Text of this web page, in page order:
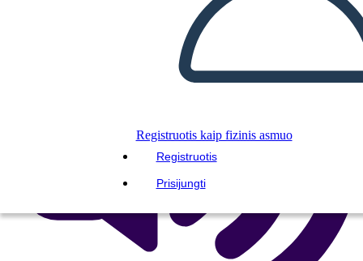
Registruotis kaip fizinis asmuo
Registruotis
Prisijungti